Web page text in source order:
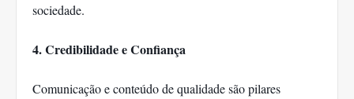
sociedade.
4. Credibilidade e Confiança
Comunicação e conteúdo de qualidade são pilares